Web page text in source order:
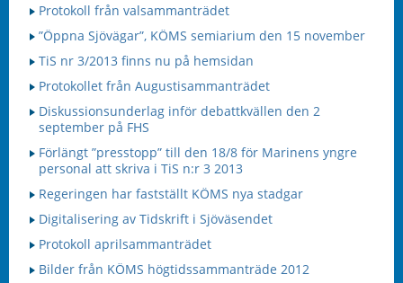
Protokoll från valsammanträdet
”Öppna Sjövägar”, KÖMS semiarium den 15 november
TiS nr 3/2013 finns nu på hemsidan
Protokollet från Augustisammanträdet
Diskussionsunderlag inför debattkvällen den 2
september på FHS
Förlängt ”presstopp” till den 18/8 för Marinens yngre
personal att skriva i TiS n:r 3 2013
Regeringen har fastställt KÖMS nya stadgar
Digitalisering av Tidskrift i Sjöväsendet
Protokoll aprilsammanträdet
Bilder från KÖMS högtidssammanträde 2012